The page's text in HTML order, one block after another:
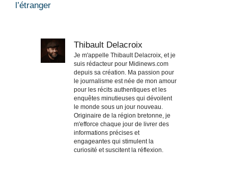
l’étranger
Thibault Delacroix
Je m'appelle Thibault Delacroix, et je
suis rédacteur pour Midinews.com
depuis sa création. Ma passion pour
le journalisme est née de mon amour
pour les récits authentiques et les
enquêtes minutieuses qui dévoilent
le monde sous un jour nouveau.
Originaire de la région bretonne, je
m'efforce chaque jour de livrer des
informations précises et
engageantes qui stimulent la
curiosité et suscitent la réflexion.